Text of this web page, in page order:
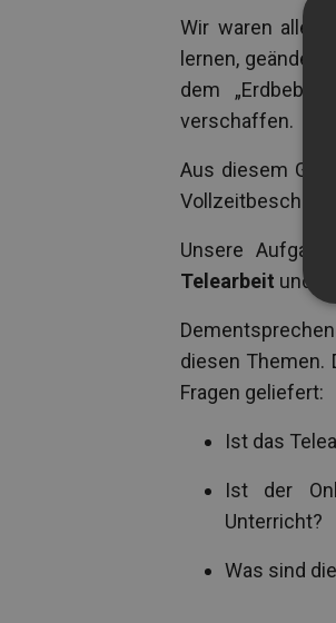
Wir waren alle
lernen, geändert
dem
verschaffen.
Aus diesem
Unsere
Telearbeit und
diesen Themen.
Fragen geliefert:
Ist das
Ist der
Unterricht?
Was sind